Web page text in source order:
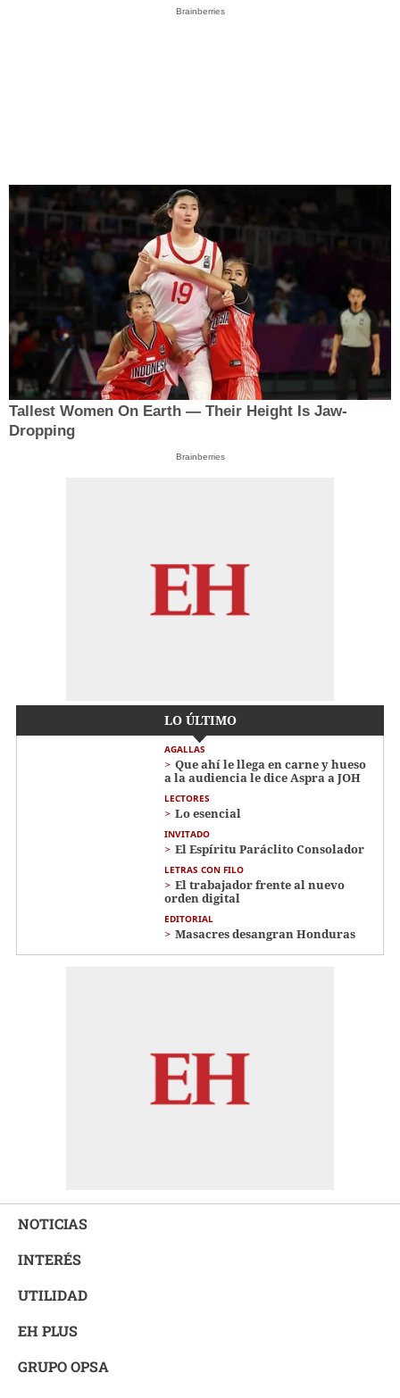
Brainberries
Tallest Women On Earth — Their Height Is Jaw-
Dropping
Brainberries
LO ÚLTIMO
AGALLAS
Que ahí le llega en carne y hueso
a la audiencia le dice Aspra a JOH
LECTORES
Lo esencial
INVITADO
El Espíritu Paráclito Consolador
LETRAS CON FILO
El trabajador frente al nuevo
orden digital
EDITORIAL
Masacres desangran Honduras
NOTICIAS
INTERÉS
UTILIDAD
EH PLUS
GRUPO OPSA